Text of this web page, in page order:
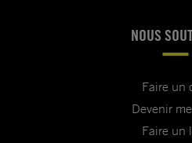
NOUS
Faire un
Devenir
Faire un